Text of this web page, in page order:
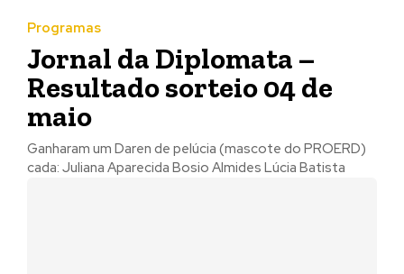
Programas
Jornal da Diplomata –
Resultado sorteio 04 de
maio
Ganharam um Daren de pelúcia (mascote do PROERD)
cada: Juliana Aparecida Bosio Almides Lúcia Batista